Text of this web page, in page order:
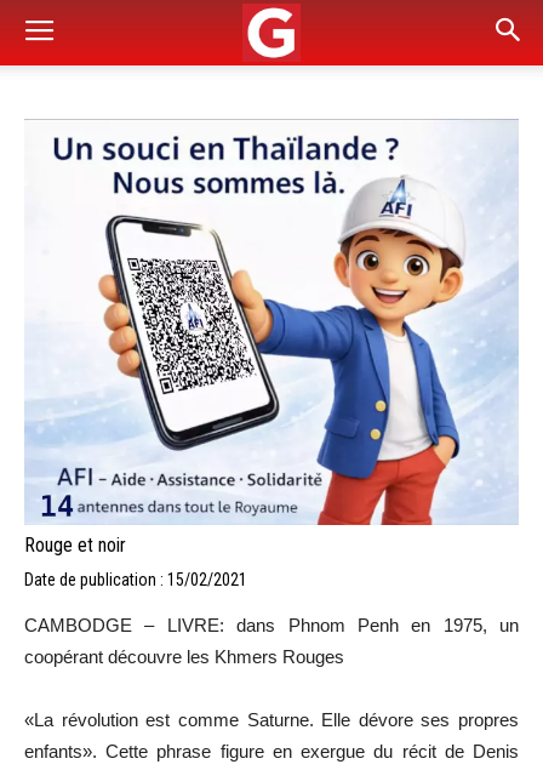
Rouge et noir
Date de publication : 15/02/2021
CAMBODGE – LIVRE: dans Phnom Penh en 1975, un
coopérant découvre les Khmers Rouges
«La révolution est comme Saturne. Elle dévore ses propres
enfants». Cette phrase figure en exergue du récit de Denis